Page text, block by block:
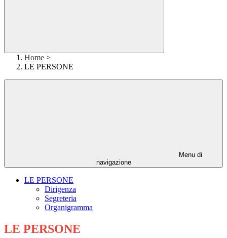
Home >
LE PERSONE
Menu di
navigazione
LE PERSONE
Dirigenza
Segreteria
Organigramma
LE PERSONE